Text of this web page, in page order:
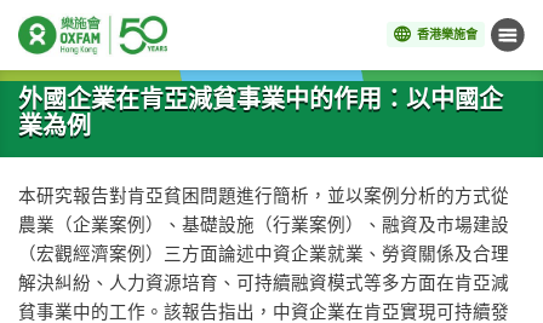
香港樂施會 目錄
開始主要內容
外國企業在肯亞減貧事業中的作用：以中國企
業為例
本研究報告對肯亞貧困問題進行簡析，並以案例分析的方式從
農業（企業案例）、基礎設施（行業案例）、融資及市場建設
（宏觀經濟案例）三方面論述中資企業就業、勞資關係及合理
解決糾紛、人力資源培育、可持續融資模式等多方面在肯亞減
貧事業中的工作。該報告指出，中資企業在肯亞實現可持續發